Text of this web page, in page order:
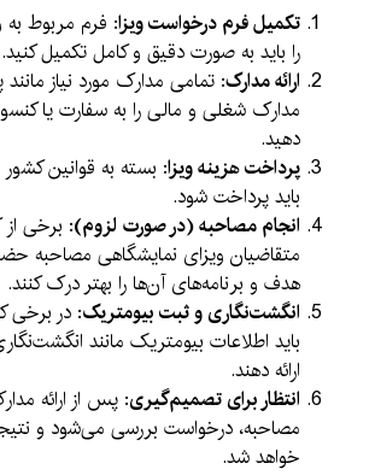
تکمیل فرم درخواست ویزا: فرم مربوط به
را باید به صورت دقیق و کامل تکمیل کنید.
ارائه مدارک: تمامی مدارک مورد نیاز مانند
مدارک شغلی و مالی را به سفارت یا
دهید.
پرداخت هزینه ویزا: بسته به قوانین کشور
باید پرداخت شود.
انجام مصاحبه (در صورت لزوم): برخی از
متقاضیان ویزای نمایشگاهی مصاحبه
هدف و برنامه‌های آن‌ها را بهتر درک کنند.
انگشت‌نگاری و ثبت بیومتریک: در برخی
باید اطلاعات بیومتریک مانند
ارائه دهند.
انتظار برای تصمیم‌گیری: پس از ارائه
مصاحبه، درخواست بررسی می‌شود و
خواهد شد.